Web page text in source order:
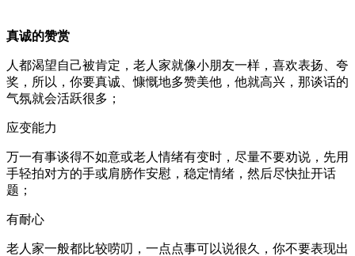
真诚的赞赏
人都渴望自己被肯定，老人家就像小朋友一样，喜欢表扬、夸
奖，所以，你要真诚、慷慨地多赞美他，他就高兴，那谈话的
气氛就会活跃很多；
应变能力
万一有事谈得不如意或老人情绪有变时，尽量不要劝说，先用
手轻拍对方的手或肩膀作安慰，稳定情绪，然后尽快扯开话
题；
有耐心
老人家一般都比较唠叨，一点点事可以说很久，你不要表现出